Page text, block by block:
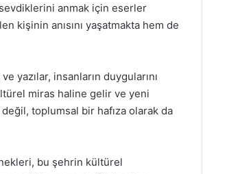
anmak için eserler
kişinin anısını yaşatmakta hem de
yazılar, insanların duygularını
miras haline gelir ve yeni
toplumsal bir hafıza olarak da
bu şehrin kültürel